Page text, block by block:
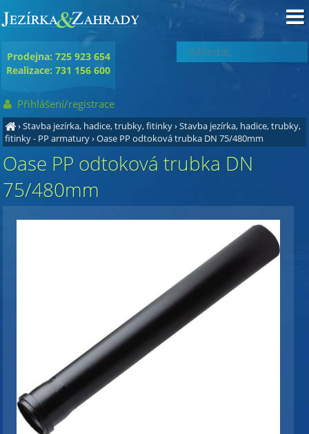
›Stavba jezírka, hadice, trubky, fitinky›Stavba jezírka, hadice, trubky,
fitinky - PP armatury›Oase PP odtoková trubka DN 75/480mm
Oase PP odtoková trubka DN
75/480mm
Prodejna: 725 923 654
Realizace: 731 156 600
Přihlášení/registrace